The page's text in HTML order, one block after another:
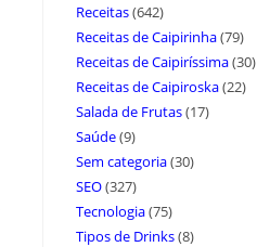
Receitas(642)
Receitas de Caipirinha(79)
Receitas de Caipiríssima(30)
Receitas de Caipiroska(22)
Salada de Frutas(17)
Saúde(9)
Sem categoria(30)
SEO(327)
Tecnologia(75)
Tipos de Drinks(8)